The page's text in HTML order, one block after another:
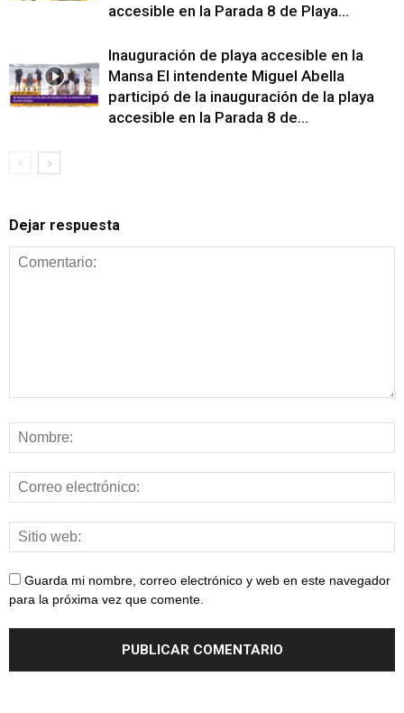
accesible en la Parada 8 de Playa...
Inauguración de playa accesible en la
Mansa El intendente Miguel Abella
participó de la inauguración de la playa
accesible en la Parada 8 de...
Dejar respuesta
Guarda mi nombre, correo electrónico y web en este navegador
para la próxima vez que comente.